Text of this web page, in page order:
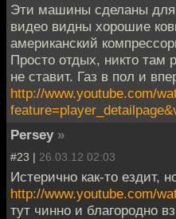
Эти машины сделаны
видео видны хорошие
американский
Просто отдых, никто там
не ставит. Газ в пол и
http://www.youtube.com/
Persey »
#23 | 26.03.12 02:03
Истерично как-то ездит,
http://www.youtube.com/
тут чинно и благородно